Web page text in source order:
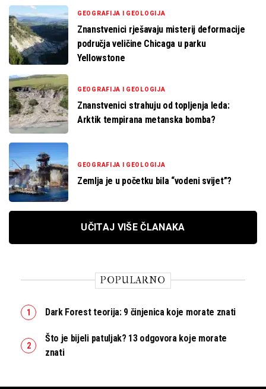
GEOGRAFIJA I GEOLOGIJA
Znanstvenici rješavaju misterij deformacije
područja veličine Chicaga u parku
Yellowstone
GEOGRAFIJA I GEOLOGIJA
Znanstvenici strahuju od topljenja leda:
Arktik tempirana metanska bomba?
GEOGRAFIJA I GEOLOGIJA
Zemlja je u početku bila “vodeni svijet”?
UČITAJ VIŠE ČLANAKA
POPULARNO
Dark Forest teorija: 9 činjenica koje morate znati
Što je bijeli patuljak? 13 odgovora koje morate
znati